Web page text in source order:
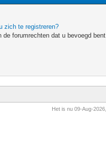
zich te registreren?
forumrechten dat u bevoegd
Het is nu 09-Aug-